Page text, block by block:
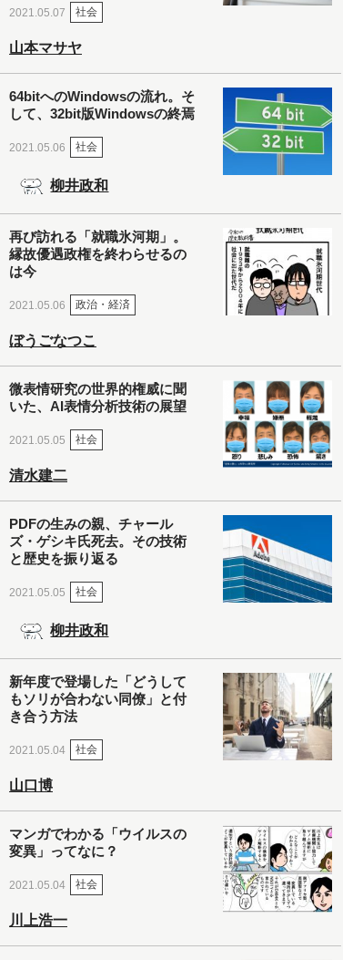
2021.05.07 社会
山本マサヤ
64bitへのWindowsの流れ。そ
して、32bit版Windowsの終焉
2021.05.06 社会
柳井政和
再び訪れる「就職氷河期」。
縁故優遇政権を終わらせるの
は今
2021.05.06 政治・経済
ぼうごなつこ
微表情研究の世界的権威に聞
いた、AI表情分析技術の展望
2021.05.05 社会
清水建二
PDFの生みの親、チャール
ズ・ゲシキ氏死去。その技術
と歴史を振り返る
2021.05.05 社会
柳井政和
新年度で登場した「どうして
もソリが合わない同僚」と付
き合う方法
2021.05.04 社会
山口博
マンガでわかる「ウイルスの
変異」ってなに？
2021.05.04 社会
川上浩一